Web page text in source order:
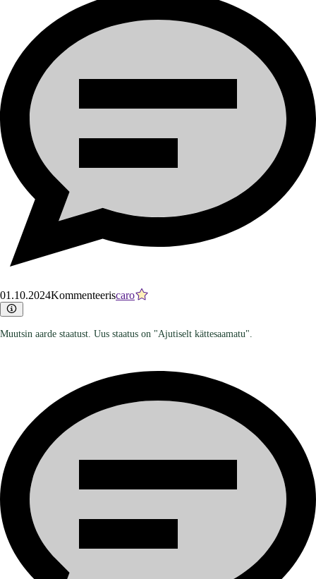
01.10.2024Kommenteeriscaro
Muutsin aarde staatust. Uus staatus on "Ajutiselt kättesaamatu".